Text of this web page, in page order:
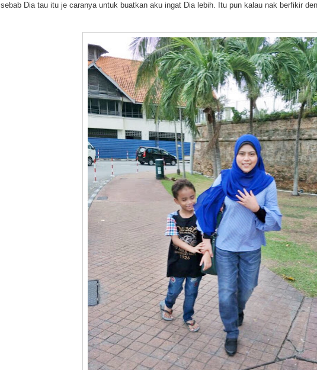
sebab Dia tau itu je caranya untuk buatkan aku ingat Dia lebih. Itu pun kalau nak berfikir